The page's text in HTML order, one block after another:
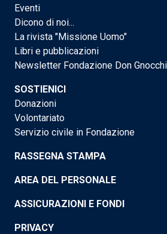
Eventi
Dicono di noi...
La rivista "Missione Uomo"
Libri e pubblicazioni
Newsletter Fondazione Don Gnocchi
SOSTIENICI
Donazioni
Volontariato
Servizio civile in Fondazione
RASSEGNA STAMPA
AREA DEL PERSONALE
ASSICURAZIONI E FONDI
PRIVACY